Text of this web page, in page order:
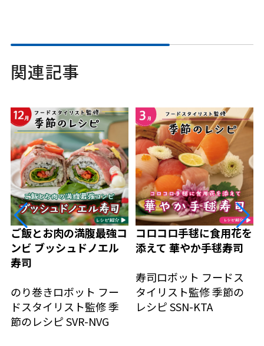
関連記事
ご飯とお肉の満腹最強コ
ンビ ブッシュドノエル
寿司
のり巻きロボット フー
ドスタイリスト監修 季
節のレシピSVR-NVG
コロコロ手毬に食用花を
添えて 華やか手毬寿司
寿司ロボット フードス
タイリスト監修 季節の
レシピSSN-KTA